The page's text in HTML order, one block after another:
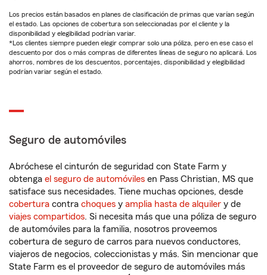
Los precios están basados en planes de clasificación de primas que varían según
el estado. Las opciones de cobertura son seleccionadas por el cliente y la
disponibilidad y elegibilidad podrían variar.
*Los clientes siempre pueden elegir comprar solo una póliza, pero en ese caso el
descuento por dos o más compras de diferentes líneas de seguro no aplicará. Los
ahorros, nombres de los descuentos, porcentajes, disponibilidad y elegibilidad
podrían variar según el estado.
Seguro de automóviles
Abróchese el cinturón de seguridad con State Farm y
obtenga el seguro de automóviles en Pass Christian, MS que
satisface sus necesidades. Tiene muchas opciones, desde
cobertura contra choques y amplia hasta de alquiler y de
viajes compartidos. Si necesita más que una póliza de seguro
de automóviles para la familia, nosotros proveemos
cobertura de seguro de carros para nuevos conductores,
viajeros de negocios, coleccionistas y más. Sin mencionar que
State Farm es el proveedor de seguro de automóviles más